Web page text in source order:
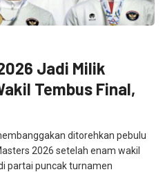
Jadi Milik
Tembus Final,
ditorehkan pebulu
2026 setelah enam wakil
partai puncak turnamen